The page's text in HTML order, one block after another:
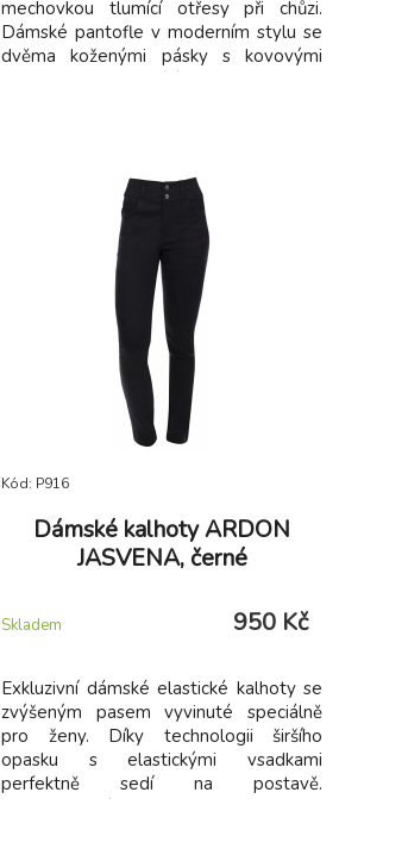
mechovkou tlumící otřesy při chůzi.
Dámské pantofle v moderním stylu se
dvěma koženými pásky s kovovými
zajistí zdravé a pohodlné obutí na doma
i do práce. Lehká pracovní obuv z naší
nabídky prochází pečlivou atestací na
institutu pro testování a certifikaci s
mezinárodní akreditací ITC a splňuje
požadavky na zdravotní nezávadnost
dle normy ČSN EN ISO-20347.
Otevřenou lehkou pracovní PU obuv
Peon® vyrábí v České republice a v
Kód: P916
Dámské kalhoty ARDON
JASVENA, černé
Skladem 950 Kč
Exkluzivní dámské elastické kalhoty se
zvýšeným pasem vyvinuté speciálně
pro ženy. Díky technologii širšího
opasku s elastickými vsadkami
perfektně sedí na postavě.